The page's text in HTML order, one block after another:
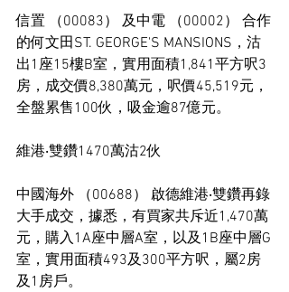
信置 （00083） 及中電 （00002） 合作
的何文田ST. GEORGE'S MANSIONS，沽
出1座15樓B室，實用面積1,841平方呎3
房，成交價8,380萬元，呎價45,519元，
全盤累售100伙，吸金逾87億元。
維港‧雙鑽1470萬沽2伙
中國海外 （00688） 啟德維港‧雙鑽再錄
大手成交，據悉，有買家共斥近1,470萬
元，購入1A座中層A室，以及1B座中層G
室，實用面積493及300平方呎，屬2房
及1房戶。